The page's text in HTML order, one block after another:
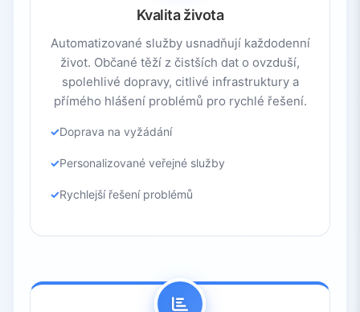
Kvalita života
Automatizované služby usnadňují každodenní
život. Občané těží z čistších dat o ovzduší,
spolehlivé dopravy, citlivé infrastruktury a
přímého hlášení problémů pro rychlé řešení.
Doprava na vyžádání
Personalizované veřejné služby
Rychlejší řešení problémů